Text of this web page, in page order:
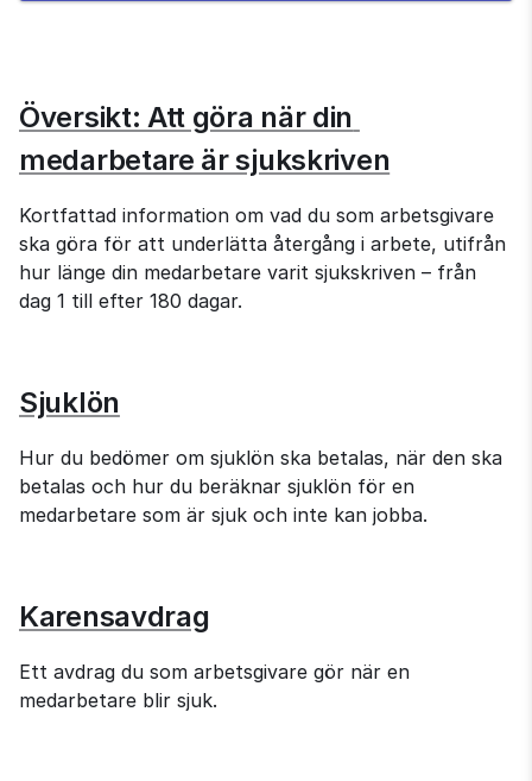
Översikt: Att göra när din
medarbetare är sjukskriven
Kortfattad information om vad du som arbetsgivare
ska göra för att underlätta återgång i arbete, utifrån
hur länge din medarbetare varit sjukskriven – från
dag 1 till efter 180 dagar.
Sjuklön
Hur du bedömer om sjuklön ska betalas, när den ska
betalas och hur du beräknar sjuklön för en
medarbetare som är sjuk och inte kan jobba.
Karensavdrag
Ett avdrag du som arbetsgivare gör när en
medarbetare blir sjuk.